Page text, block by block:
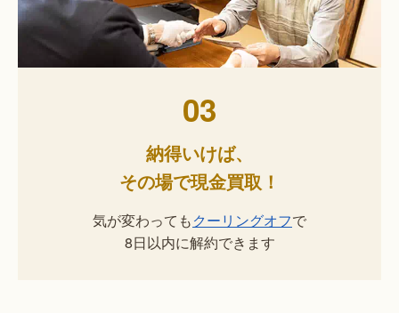
03
納得いけば、
その場で現金買取！
気が変わってもクーリングオフで
8日以内に解約できます